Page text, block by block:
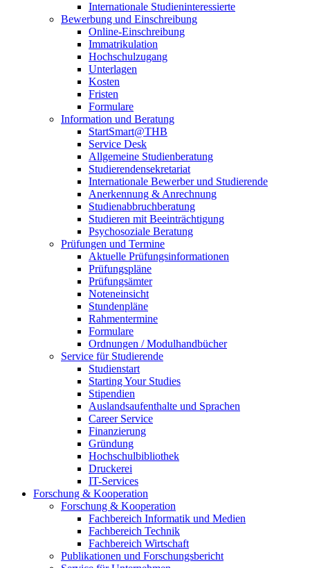
Internationale Studieninteressierte
Bewerbung und Einschreibung
Online-Einschreibung
Immatrikulation
Hochschulzugang
Unterlagen
Kosten
Fristen
Formulare
Information und Beratung
StartSmart@THB
Service Desk
Allgemeine Studienberatung
Studierendensekretariat
Internationale Bewerber und Studierende
Anerkennung & Anrechnung
Studienabbruchberatung
Studieren mit Beeinträchtigung
Psychosoziale Beratung
Prüfungen und Termine
Aktuelle Prüfungsinformationen
Prüfungspläne
Prüfungsämter
Noteneinsicht
Stundenpläne
Rahmentermine
Formulare
Ordnungen / Modulhandbücher
Service für Studierende
Studienstart
Starting Your Studies
Stipendien
Auslandsaufenthalte und Sprachen
Career Service
Finanzierung
Gründung
Hochschulbibliothek
Druckerei
IT-Services
Forschung & Kooperation
Forschung & Kooperation
Fachbereich Informatik und Medien
Fachbereich Technik
Fachbereich Wirtschaft
Publikationen und Forschungsbericht